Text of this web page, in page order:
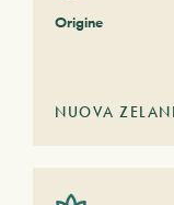
Origine
NUOVA